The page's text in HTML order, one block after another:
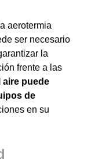
aerotermia
ser necesario
la
frente a las
aire puede
de
en su